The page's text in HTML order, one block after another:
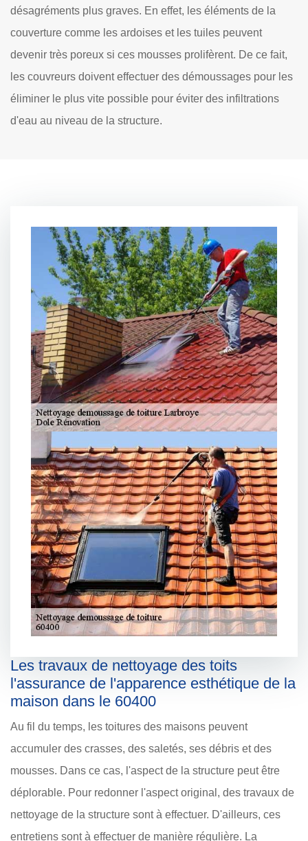
désagréments plus graves. En effet, les éléments de la
couverture comme les ardoises et les tuiles peuvent
devenir très poreux si ces mousses prolifèrent. De ce fait,
les couvreurs doivent effectuer des démoussages pour les
éliminer le plus vite possible pour éviter des infiltrations
d'eau au niveau de la structure.
Les travaux de nettoyage des toits
l'assurance de l'apparence esthétique de la
maison dans le 60400
Au fil du temps, les toitures des maisons peuvent
accumuler des crasses, des saletés, ses débris et des
mousses. Dans ce cas, l'aspect de la structure peut être
déplorable. Pour redonner l'aspect original, des travaux de
nettoyage de la structure sont à effectuer. D'ailleurs, ces
entretiens sont à effectuer de manière régulière. La